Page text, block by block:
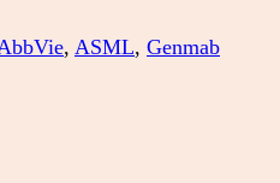
, ASML, Genmab